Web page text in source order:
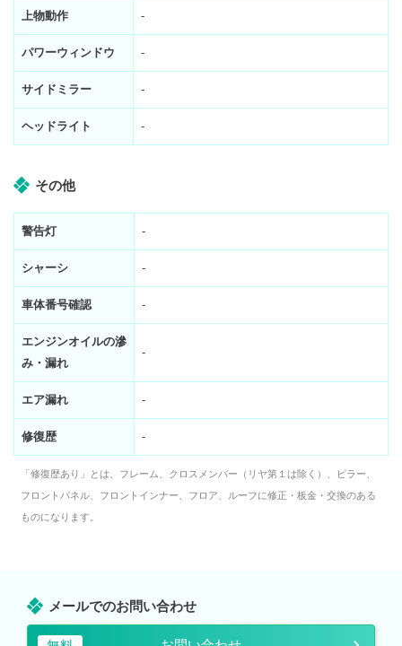
上物動作 -
パワーウィンドウ -
サイドミラー -
ヘッドライト -
その他
警告灯 -
シャーシ -
車体番号確認 -
エンジンオイルの滲
み・漏れ
-
エア漏れ -
修復歴 -
「修復歴あり」とは、フレーム、クロスメンバー（リヤ第１は除く）、ピラー、
フロントパネル、フロントインナー、フロア、ルーフに修正・板金・交換のある
ものになります。
メールでのお問い合わせ